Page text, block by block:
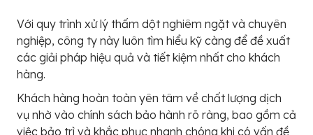
Với quy trình xử lý thấm dột nghiêm ngặt và chuyên
nghiệp, công ty này luôn tìm hiểu kỹ càng để đề xuất
các giải pháp hiệu quả và tiết kiệm nhất cho khách
hàng.
Khách hàng hoàn toàn yên tâm về chất lượng dịch
vụ nhờ vào chính sách bảo hành rõ ràng, bao gồm cả
việc bảo trì và khắc phục nhanh chóng khi có vấn đề